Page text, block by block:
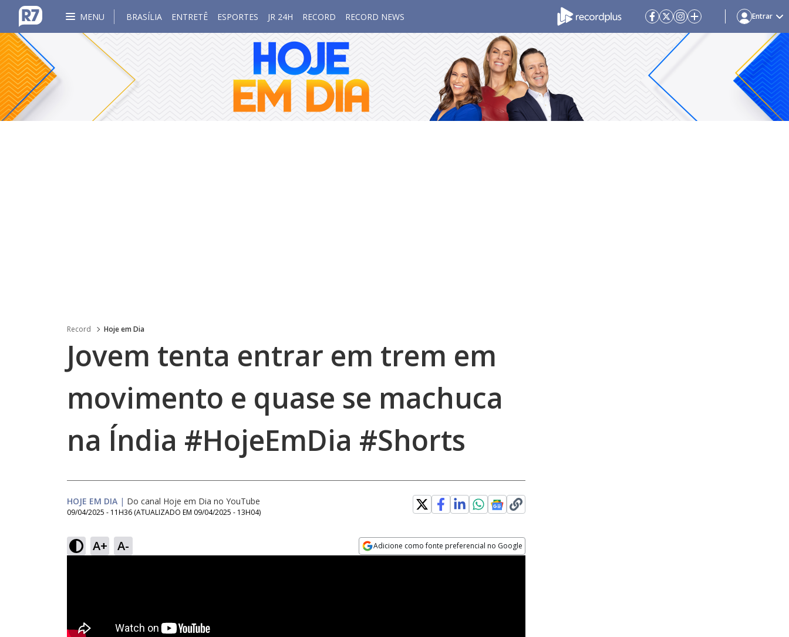
MENU BRASÍLIA ENTRETÊ ESPORTES JR 24H RECORD RECORD NEWS Entrar
Record Hoje em Dia
Jovem tenta entrar em trem em
movimento e quase se machuca
na Índia #HojeEmDia #Shorts
HOJE EM DIA | Do canal Hoje em Dia no YouTube
09/04/2025 - 11H36 (ATUALIZADO EM 09/04/2025 - 13H04)
A+ A- Adicione como fonte preferencial no Google